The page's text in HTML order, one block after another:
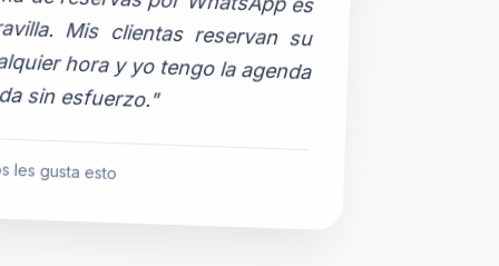
sin esfuerzo."
les gusta esto